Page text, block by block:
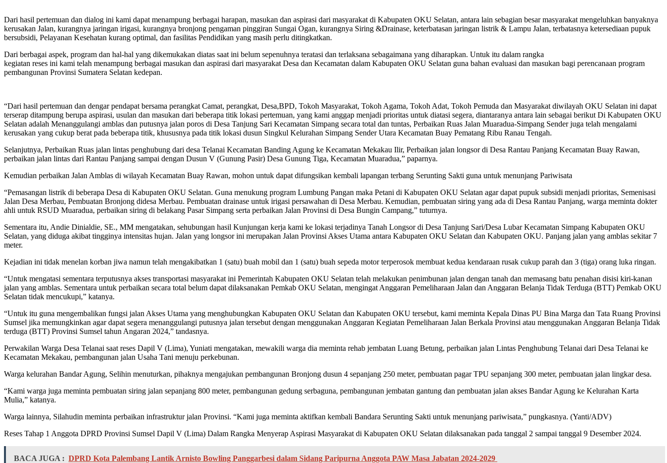
Dari hasil pertemuan dan dialog ini kami dapat menampung berbagai harapan, masukan dan aspirasi dari masyarakat di Kabupaten OKU Selatan, antara lain sebagian besar masyarakat mengeluhkan banyaknya
kerusakan Jalan, kurangnya jaringan irigasi, kurangnya bronjong pengaman pinggiran Sungai Ogan, kurangnya Siring &Drainase, keterbatasan jaringan listrik & Lampu Jalan, terbatasnya ketersediaan pupuk
bersubsidi, Pelayanan Kesehatan kurang optimal, dan fasilitas Pendidikan yang masih perlu ditingkatkan.
Dari berbagai aspek, program dan hal-hal yang dikemukakan diatas saat ini belum sepenuhnya teratasi dan terlaksana sebagaimana yang diharapkan. Untuk itu dalam rangka
kegiatan reses ini kami telah menampung berbagai masukan dan aspirasi dari masyarakat Desa dan Kecamatan dalam Kabupaten OKU Selatan guna bahan evaluasi dan masukan bagi perencanaan program
pembangunan Provinsi Sumatera Selatan kedepan.
“Dari hasil pertemuan dan dengar pendapat bersama perangkat Camat, perangkat, Desa,BPD, Tokoh Masyarakat, Tokoh Agama, Tokoh Adat, Tokoh Pemuda dan Masyarakat diwilayah OKU Selatan ini dapat
terserap ditampung berupa aspirasi, usulan dan masukan dari beberapa titik lokasi pertemuan, yang kami anggap menjadi prioritas untuk diatasi segera, diantaranya antara lain sebagai berikut Di Kabupaten OKU
Selatan adalah Menanggulangi amblas dan putusnya jalan poros di Desa Tanjung Sari Kecamatan Simpang secara total dan tuntas, Perbaikan Ruas Jalan Muaradua-Simpang Sender juga telah mengalami
kerusakan yang cukup berat pada beberapa titik, khususnya pada titik lokasi dusun Singkul Kelurahan Simpang Sender Utara Kecamatan Buay Pematang Ribu Ranau Tengah.
Selanjutnya, Perbaikan Ruas jalan lintas penghubung dari desa Telanai Kecamatan Banding Agung ke Kecamatan Mekakau Ilir, Perbaikan jalan longsor di Desa Rantau Panjang Kecamatan Buay Rawan,
perbaikan jalan lintas dari Rantau Panjang sampai dengan Dusun V (Gunung Pasir) Desa Gunung Tiga, Kecamatan Muaradua,” paparnya.
Kemudian perbaikan Jalan Amblas di wilayah Kecamatan Buay Rawan, mohon untuk dapat difungsikan kembali lapangan terbang Serunting Sakti guna untuk menunjang Pariwisata
“Pemasangan listrik di beberapa Desa di Kabupaten OKU Selatan. Guna menukung program Lumbung Pangan maka Petani di Kabupaten OKU Selatan agar dapat pupuk subsidi menjadi prioritas, Semenisasi
Jalan Desa Merbau, Pembuatan Bronjong didesa Merbau. Pembuatan drainase untuk irigasi persawahan di Desa Merbau. Kemudian, pembuatan siring yang ada di Desa Rantau Panjang, warga meminta dokter
ahli untuk RSUD Muaradua, perbaikan siring di belakang Pasar Simpang serta perbaikan Jalan Provinsi di Desa Bungin Campang,” tuturnya.
Sementara itu, Andie Dinialdie, SE., MM mengatakan, sehubungan hasil Kunjungan kerja kami ke lokasi terjadinya Tanah Longsor di Desa Tanjung Sari/Desa Lubar Kecamatan Simpang Kabupaten OKU
Selatan, yang diduga akibat tingginya intensitas hujan. Jalan yang longsor ini merupakan Jalan Provinsi Akses Utama antara Kabupaten OKU Selatan dan Kabupaten OKU. Panjang jalan yang amblas sekitar 7
meter.
Kejadian ini tidak menelan korban jiwa namun telah mengakibatkan 1 (satu) buah mobil dan 1 (satu) buah sepeda motor terperosok membuat kedua kendaraan rusak cukup parah dan 3 (tiga) orang luka ringan.
“Untuk mengatasi sementara terputusnya akses transportasi masyarakat ini Pemerintah Kabupaten OKU Selatan telah melakukan penimbunan jalan dengan tanah dan memasang batu penahan disisi kiri-kanan
jalan yang amblas. Sementara untuk perbaikan secara total belum dapat dilaksanakan Pemkab OKU Selatan, mengingat Anggaran Pemeliharaan Jalan dan Anggaran Belanja Tidak Terduga (BTT) Pemkab OKU
Selatan tidak mencukupi,” katanya.
“Untuk itu guna mengembalikan fungsi jalan Akses Utama yang menghubungkan Kabupaten OKU Selatan dan Kabupaten OKU tersebut, kami meminta Kepala Dinas PU Bina Marga dan Tata Ruang Provinsi
Sumsel jika memungkinkan agar dapat segera menanggulangi putusnya jalan tersebut dengan menggunakan Anggaran Kegiatan Pemeliharaan Jalan Berkala Provinsi atau menggunakan Anggaran Belanja Tidak
terduga (BTT) Provinsi Sumsel tahun Angaran 2024,” tandasnya.
Perwakilan Warga Desa Telanai saat reses Dapil V (Lima), Yuniati mengatakan, mewakili warga dia meminta rehab jembatan Luang Betung, perbaikan jalan Lintas Penghubung Telanai dari Desa Telanai ke
Kecamatan Mekakau, pembangunan jalan Usaha Tani menuju perkebunan.
Warga kelurahan Bandar Agung, Selihin menuturkan, pihaknya mengajukan pembangunan Bronjong dusun 4 sepanjang 250 meter, pembuatan pagar TPU sepanjang 300 meter, pembuatan jalan lingkar desa.
“Kami warga juga meminta pembuatan siring jalan sepanjang 800 meter, pembangunan gedung serbaguna, pembangunan jembatan gantung dan pembuatan jalan akses Bandar Agung ke Kelurahan Karta
Mulia,” katanya.
Warga lainnya, Silahudin meminta perbaikan infrastruktur jalan Provinsi. “Kami juga meminta aktifkan kembali Bandara Serunting Sakti untuk menunjang pariwisata,” pungkasnya. (Yanti/ADV)
Reses Tahap 1 Anggota DPRD Provinsi Sumsel Dapil V (Lima) Dalam Rangka Menyerap Aspirasi Masyarakat di Kabupaten OKU Selatan dilaksanakan pada tanggal 2 sampai tanggal 9 Desember 2024.
BACA JUGA : DPRD Kota Palembang Lantik Arnisto Bowling Panggarbesi dalam Sidang Paripurna Anggota PAW Masa Jabatan 2024-2029